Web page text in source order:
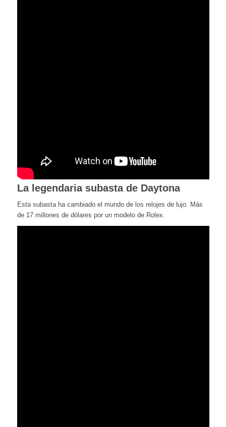
La legendaria subasta de Daytona
Esta subasta ha cambiado el mundo de los relojes de lujo. Más
de 17 millones de dólares por un modelo de Rolex.